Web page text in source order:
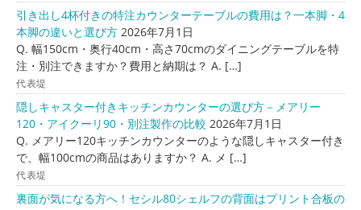
引き出し4杯付きの特注カウンターテーブルの費用は？一本脚・4
本脚の違いと選び方 2026年7月1日
Q. 幅150cm・奥行40cm・高さ70cmのダイニングテーブルを特
注・別注できますか？費用と納期は？ A. […]
代表堤
隠しキャスター付きキッチンカウンターの選び方－メアリー
120・アイクーリ90・別注製作の比較 2026年7月1日
Q. メアリー120キッチンカウンターのような隠しキャスター付き
で、幅100cmの商品はありますか？ A. メ […]
代表堤
裏面が気になる方へ！セシル80シェルフの背面はプリント合板の